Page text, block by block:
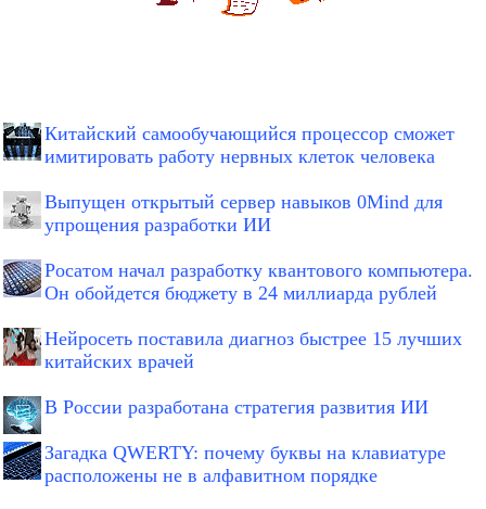
Китайский самообучающийся процессор сможет
имитировать работу нервных клеток человека
Выпущен открытый сервер навыков 0Mind для
упрощения разработки ИИ
Росатом начал разработку квантового компьютера.
Он обойдется бюджету в 24 миллиарда рублей
Нейросеть поставила диагноз быстрее 15 лучших
китайских врачей
В России разработана стратегия развития ИИ
Загадка QWERTY: почему буквы на клавиатуре
расположены не в алфавитном порядке